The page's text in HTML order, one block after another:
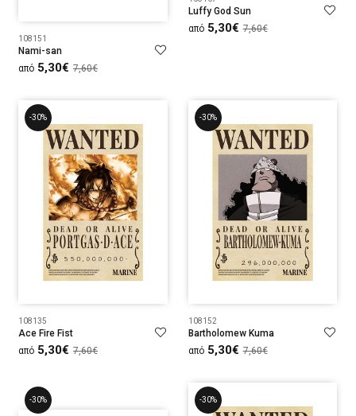
108151
Nami-san
από 5,30€ 7,60€
Luffy God Sun
από 5,30€ 7,60€
-30%
108135
Ace Fire Fist
από 5,30€ 7,60€
-30%
108152
Bartholomew Kuma
από 5,30€ 7,60€
-30% -30%